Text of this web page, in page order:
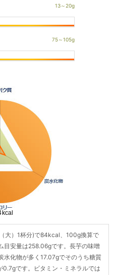
大）1杯分)で84kcal、100g換算で
安量は258.06gです。長芋の味噌
水化物が多く17.07gでそのうち糖質
です。ビタミン・ミネラルでは